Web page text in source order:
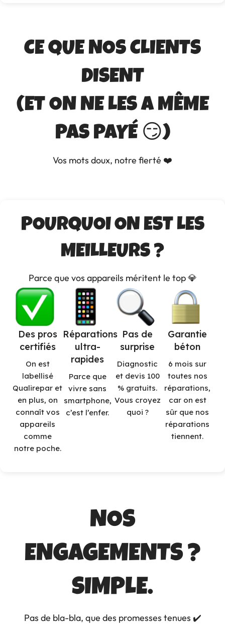
CE QUE NOS CLIENTS
DISENT
(ET ON NE LES A MÊME
PAS PAYÉ 😏)
Vos mots doux, notre fierté ❤️
POURQUOI ON EST LES
MEILLEURS ?
Parce que vos appareils méritent le top 💎
Des pros
certifiés
On est
labellisé
Qualirepar et
en plus, on
connaît vos
appareils
comme
notre poche.
Réparations
ultra-
rapides
Parce que
vivre sans
smartphone,
c’est l’enfer.
Pas de
surprise
Diagnostic
et devis 100
% gratuits.
Vous croyez
quoi ?
Garantie
béton
6 mois sur
toutes nos
réparations,
car on est
sûr que nos
réparations
tiennent.
NOS
ENGAGEMENTS ?
SIMPLE.
Pas de bla-bla, que des promesses tenues ✔️